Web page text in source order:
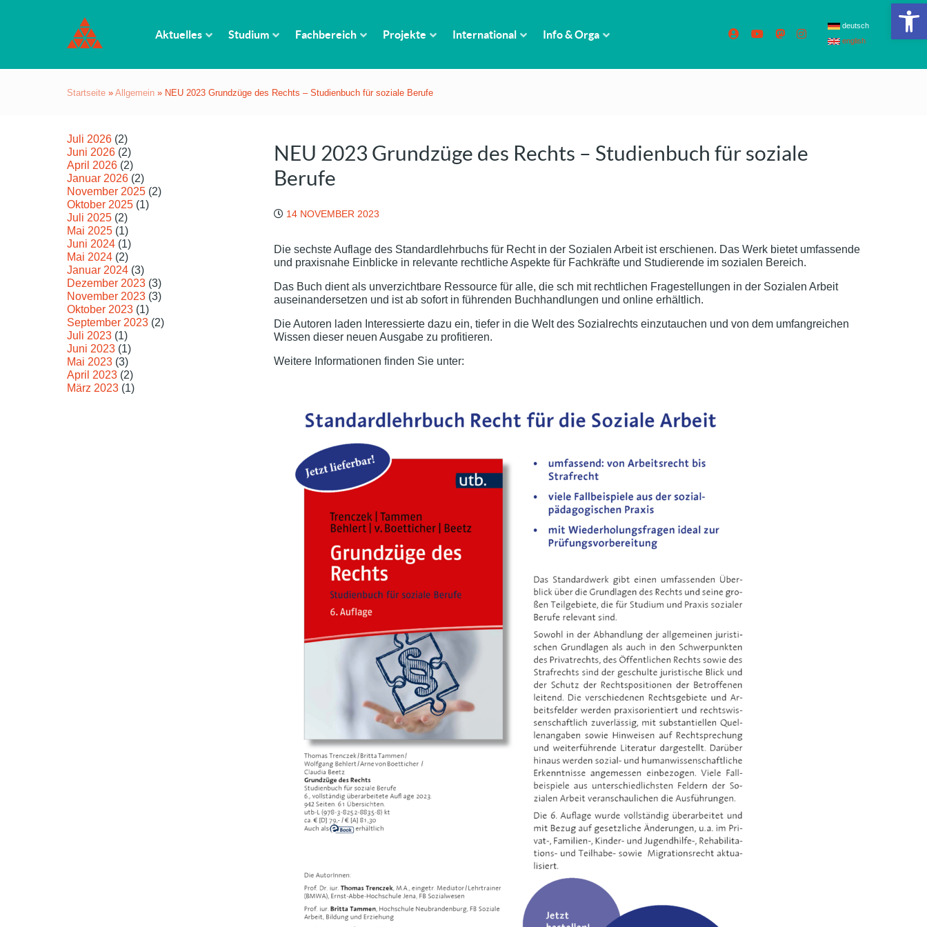
Aktuelles Studium Fachbereich Projekte International Info & Orga
deutsch
english
Startseite » Allgemein » NEU 2023 Grundzüge des Rechts – Studienbuch für soziale Berufe
Juli 2026 (2)
Juni 2026 (2)
April 2026 (2)
Januar 2026 (2)
November 2025 (2)
Oktober 2025 (1)
Juli 2025 (2)
Mai 2025 (1)
Juni 2024 (1)
Mai 2024 (2)
Januar 2024 (3)
Dezember 2023 (3)
November 2023 (3)
Oktober 2023 (1)
September 2023 (2)
Juli 2023 (1)
Juni 2023 (1)
Mai 2023 (3)
April 2023 (2)
März 2023 (1)
NEU 2023 Grundzüge des Rechts – Studienbuch für soziale
Berufe
14 NOVEMBER 2023
Die sechste Auflage des Standardlehrbuchs für Recht in der Sozialen Arbeit ist erschienen. Das Werk bietet umfassende
und praxisnahe Einblicke in relevante rechtliche Aspekte für Fachkräfte und Studierende im sozialen Bereich.
Das Buch dient als unverzichtbare Ressource für alle, die sch mit rechtlichen Fragestellungen in der Sozialen Arbeit
auseinandersetzen und ist ab sofort in führenden Buchhandlungen und online erhältlich.
Die Autoren laden Interessierte dazu ein, tiefer in die Welt des Sozialrechts einzutauchen und von dem umfangreichen
Wissen dieser neuen Ausgabe zu profitieren.
Weitere Informationen finden Sie unter: